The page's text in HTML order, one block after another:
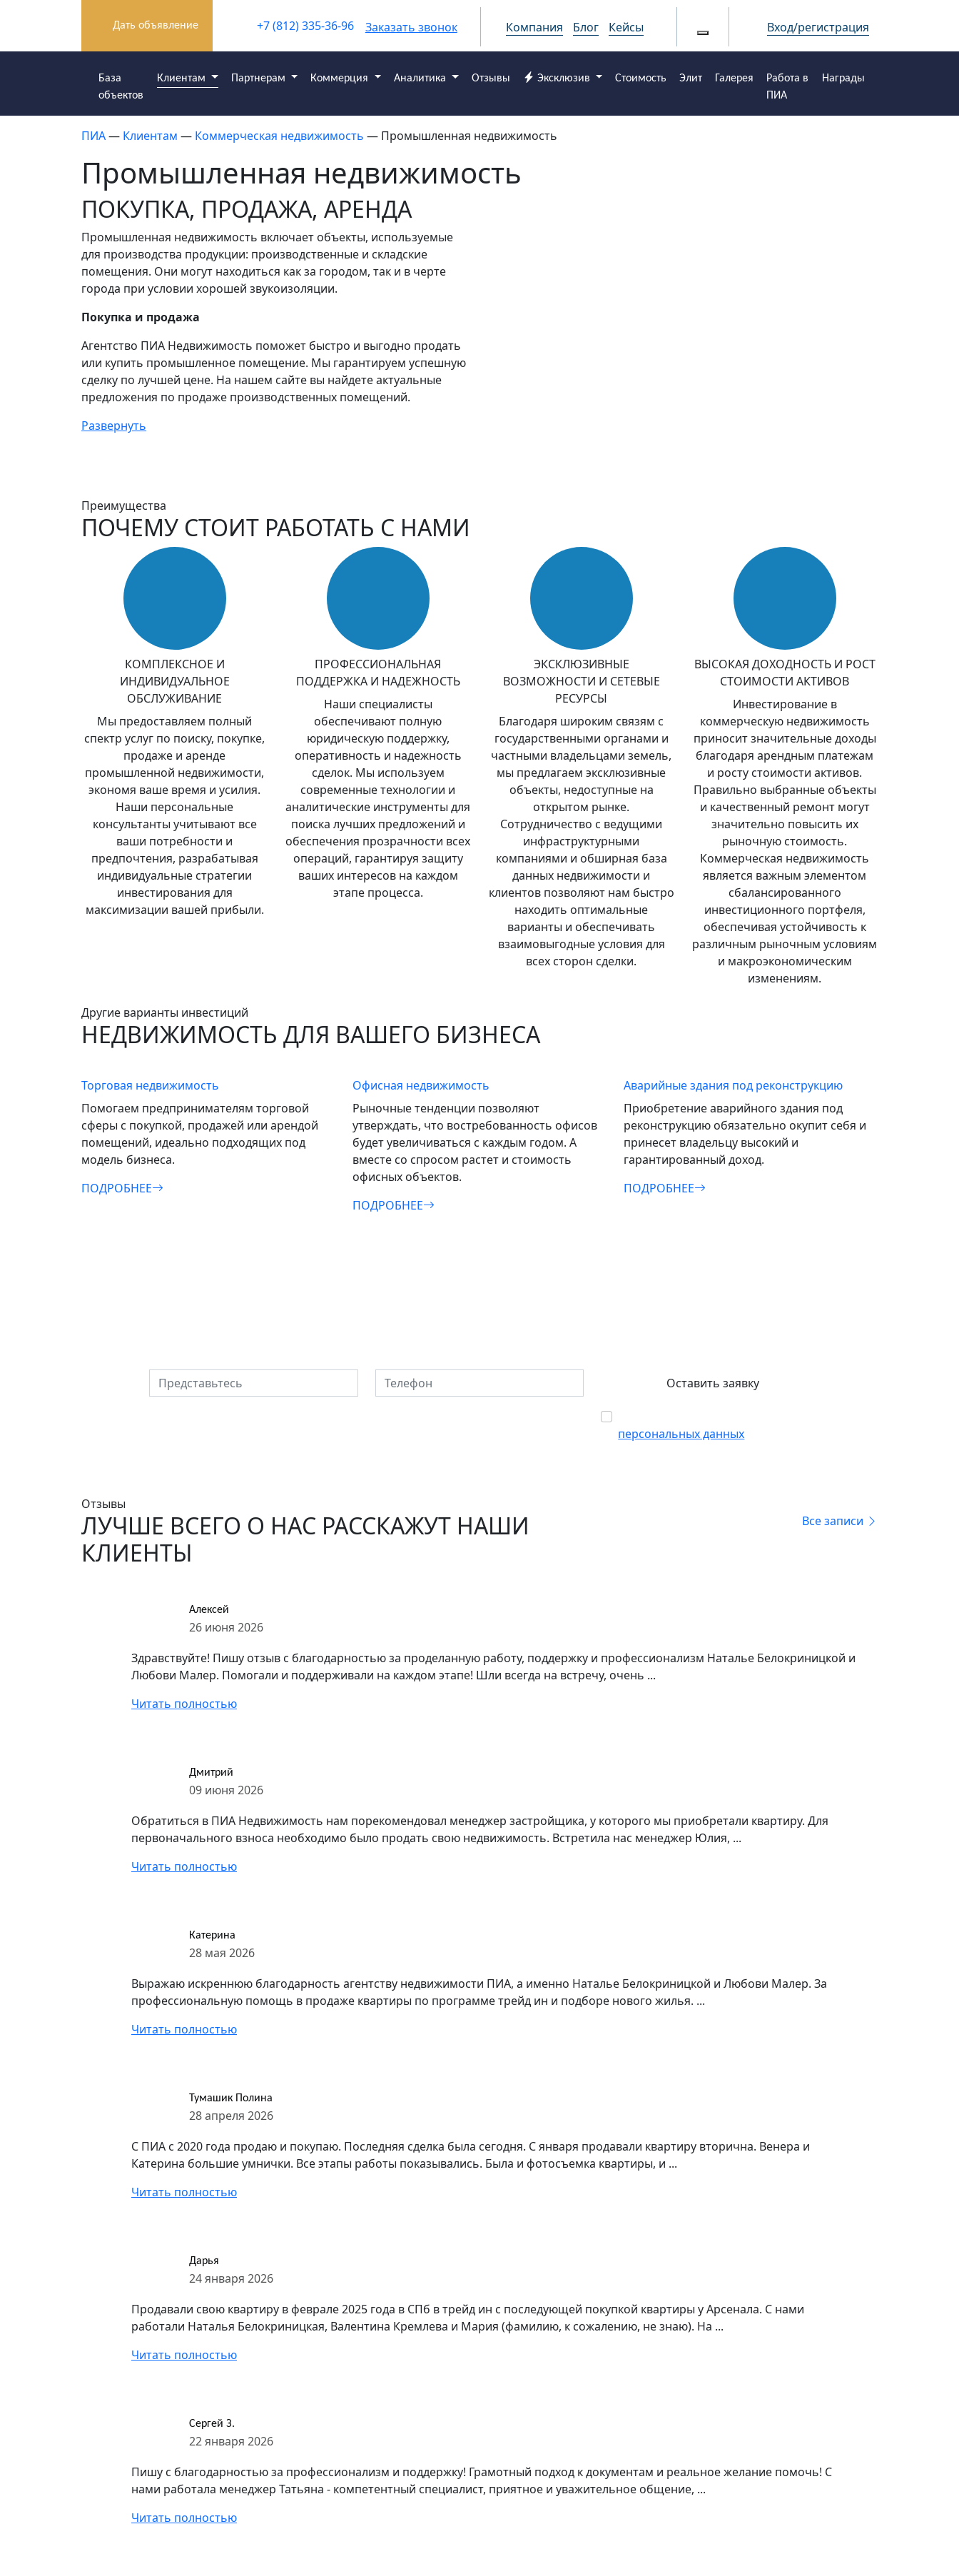
Дать объявление +7 (812) 335-36-96 Заказать звонок Компания Блог Кейсы Вход/регистрация
База
объектов
Клиентам Партнерам Коммерция Аналитика Отзывы Эксклюзив Стоимость Элит Галерея
Работа в
ПИА
Награды
ПИА— Клиентам — Коммерческая недвижимость — Промышленная недвижимость
Промышленная недвижимость
ПОКУПКА, ПРОДАЖА, АРЕНДА
Промышленная недвижимость включает объекты, используемые
для производства продукции: производственные и складские
помещения. Они могут находиться как за городом, так и в черте
города при условии хорошей звукоизоляции.
Покупка и продажа
Агентство ПИА Недвижимость поможет быстро и выгодно продать
или купить промышленное помещение. Мы гарантируем успешную
сделку по лучшей цене. На нашем сайте вы найдете актуальные
предложения по продаже производственных помещений.
Развернуть
Преимущества
ПОЧЕМУ СТОИТ РАБОТАТЬ С НАМИ
КОМПЛЕКСНОЕ И
ИНДИВИДУАЛЬНОЕ
ОБСЛУЖИВАНИЕ
Мы предоставляем полный
спектр услуг по поиску, покупке,
продаже и аренде
промышленной недвижимости,
экономя ваше время и усилия.
Наши персональные
консультанты учитывают все
ваши потребности и
предпочтения, разрабатывая
индивидуальные стратегии
инвестирования для
максимизации вашей прибыли.
ПРОФЕССИОНАЛЬНАЯ
ПОДДЕРЖКА И НАДЕЖНОСТЬ
Наши специалисты
обеспечивают полную
юридическую поддержку,
оперативность и надежность
сделок. Мы используем
современные технологии и
аналитические инструменты для
поиска лучших предложений и
обеспечения прозрачности всех
операций, гарантируя защиту
ваших интересов на каждом
этапе процесса.
ЭКСКЛЮЗИВНЫЕ
ВОЗМОЖНОСТИ И СЕТЕВЫЕ
РЕСУРСЫ
Благодаря широким связям с
государственными органами и
частными владельцами земель,
мы предлагаем эксклюзивные
объекты, недоступные на
открытом рынке.
Сотрудничество с ведущими
инфраструктурными
компаниями и обширная база
данных недвижимости и
клиентов позволяют нам быстро
находить оптимальные
варианты и обеспечивать
взаимовыгодные условия для
всех сторон сделки.
ВЫСОКАЯ ДОХОДНОСТЬ И РОСТ
СТОИМОСТИ АКТИВОВ
Инвестирование в
коммерческую недвижимость
приносит значительные доходы
благодаря арендным платежам
и росту стоимости активов.
Правильно выбранные объекты
и качественный ремонт могут
значительно повысить их
рыночную стоимость.
Коммерческая недвижимость
является важным элементом
сбалансированного
инвестиционного портфеля,
обеспечивая устойчивость к
различным рыночным условиям
и макроэкономическим
изменениям.
Другие варианты инвестиций
НЕДВИЖИМОСТЬ ДЛЯ ВАШЕГО БИЗНЕСА
Торговая недвижимость
Помогаем предпринимателям торговой
сферы с покупкой, продажей или арендой
помещений, идеально подходящих под
модель бизнеса.
ПОДРОБНЕЕ
Офисная недвижимость
Рыночные тенденции позволяют
утверждать, что востребованность офисов
будет увеличиваться с каждым годом. А
вместе со спросом растет и стоимость
офисных объектов.
ПОДРОБНЕЕ
Аварийные здания под реконструкцию
Приобретение аварийного здания под
реконструкцию обязательно окупит себя и
принесет владельцу высокий и
гарантированный доход.
ПОДРОБНЕЕ
Представьтесь Телефон Оставить заявку
персональных данных
Отзывы
ЛУЧШЕ ВСЕГО О НАС РАССКАЖУТ НАШИ
КЛИЕНТЫ
Все записи
Алексей
26 июня 2026
Здравствуйте! Пишу отзыв с благодарностью за проделанную работу, поддержку и профессионализм Наталье Белокриницкой и
Любови Малер. Помогали и поддерживали на каждом этапе! Шли всегда на встречу, очень ...
Читать полностью
Дмитрий
09 июня 2026
Обратиться в ПИА Недвижимость нам порекомендовал менеджер застройщика, у которого мы приобретали квартиру. Для
первоначального взноса необходимо было продать свою недвижимость. Встретила нас менеджер Юлия, ...
Читать полностью
Катерина
28 мая 2026
Выражаю искреннюю благодарность агентству недвижимости ПИА, а именно Наталье Белокриницкой и Любови Малер. За
профессиональную помощь в продаже квартиры по программе трейд ин и подборе нового жилья. ...
Читать полностью
Тумашик Полина
28 апреля 2026
С ПИА с 2020 года продаю и покупаю. Последняя сделка была сегодня. С января продавали квартиру вторична. Венера и
Катерина большие умнички. Все этапы работы показывались. Была и фотосъемка квартиры, и ...
Читать полностью
Дарья
24 января 2026
Продавали свою квартиру в феврале 2025 года в СПб в трейд ин с последующей покупкой квартиры у Арсенала. С нами
работали Наталья Белокриницкая, Валентина Кремлева и Мария (фамилию, к сожалению, не знаю). На ...
Читать полностью
Сергей З.
22 января 2026
Пишу с благодарностью за профессионализм и поддержку! Грамотный подход к документам и реальное желание помочь! С
нами работала менеджер Татьяна - компетентный специалист, приятное и уважительное общение, ...
Читать полностью